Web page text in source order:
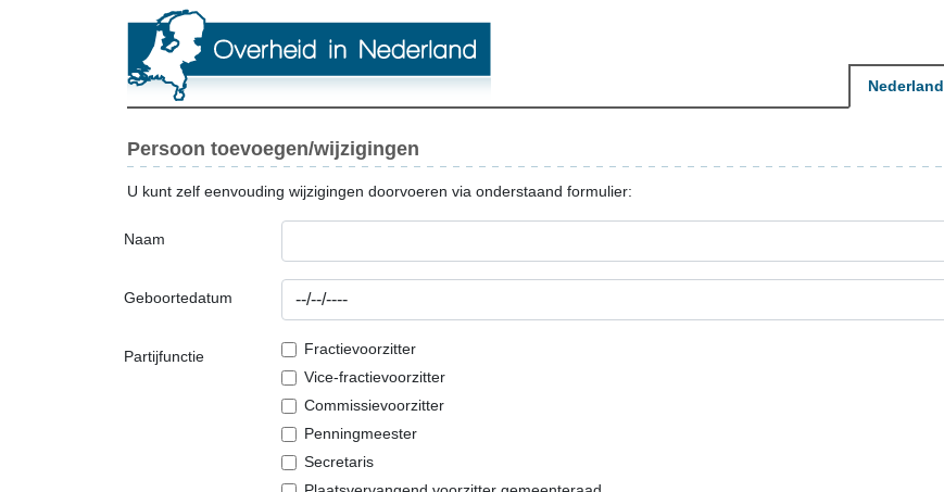
Nederland
Persoon toevoegen/wijzigingen
U kunt zelf eenvouding wijzigingen doorvoeren via onderstaand formulier:
Naam
Geboortedatum
Partijfunctie
Fractievoorzitter
Vice-fractievoorzitter
Commissievoorzitter
Penningmeester
Secretaris